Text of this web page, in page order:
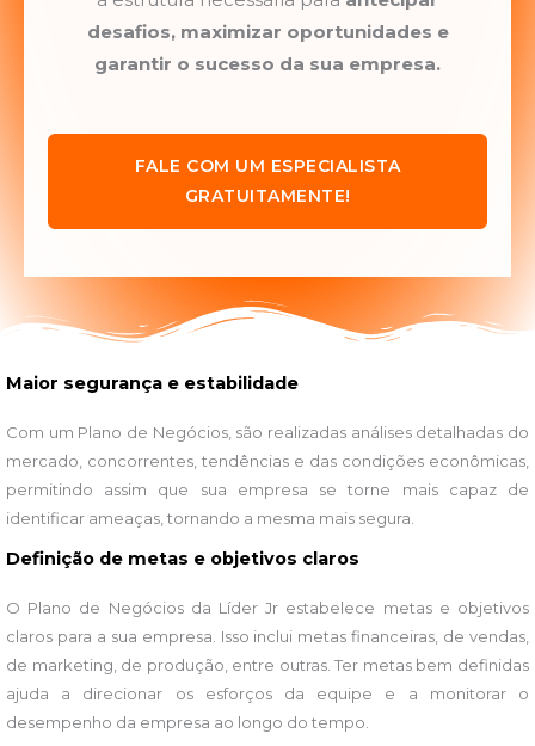
desafios, maximizar oportunidades e
garantir o sucesso da sua empresa.
FALE COM UM ESPECIALISTA
GRATUITAMENTE!
Maior segurança e estabilidade
Com um Plano de Negócios, são realizadas análises detalhadas do
mercado, concorrentes, tendências e das condições econômicas,
permitindo assim que sua empresa se torne mais capaz de
identificar ameaças, tornando a mesma mais segura.
Definição de metas e objetivos claros
O Plano de Negócios da Líder Jr estabelece metas e objetivos
claros para a sua empresa. Isso inclui metas financeiras, de vendas,
de marketing, de produção, entre outras. Ter metas bem definidas
ajuda a direcionar os esforços da equipe e a monitorar o
desempenho da empresa ao longo do tempo.